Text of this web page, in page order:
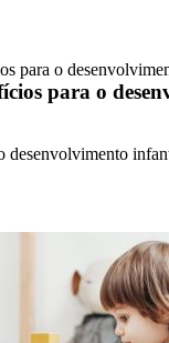
para o
para o
desenvolvimento